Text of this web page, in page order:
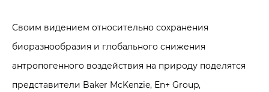
Своим видением относительно сохранения
биоразнообразия и глобального снижения
антропогенного воздействия на природу поделятся
представители Baker McKenzie, En+ Group,